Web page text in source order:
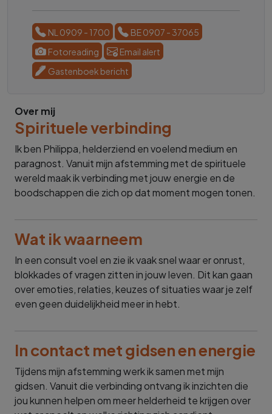
NL 0909 - 1700
BE 0907 - 37065
Fotoreading
Email alert
Gastenboek bericht
Over mij
Spirituele verbinding
Ik ben Philippa, helderziend en voelend medium en
paragnost. Vanuit mijn afstemming met de spirituele
wereld maak ik verbinding met jouw energie en de
boodschappen die zich op dat moment mogen tonen.
Wat ik waarneem
In een consult voel en zie ik vaak snel waar er onrust,
blokkades of vragen zitten in jouw leven. Dit kan gaan
over emoties, relaties, keuzes of situaties waar je zelf
even geen duidelijkheid meer in hebt.
In contact met gidsen en energie
Tijdens mijn afstemming werk ik samen met mijn
gidsen. Vanuit die verbinding ontvang ik inzichten die
jou kunnen helpen om meer helderheid te krijgen over